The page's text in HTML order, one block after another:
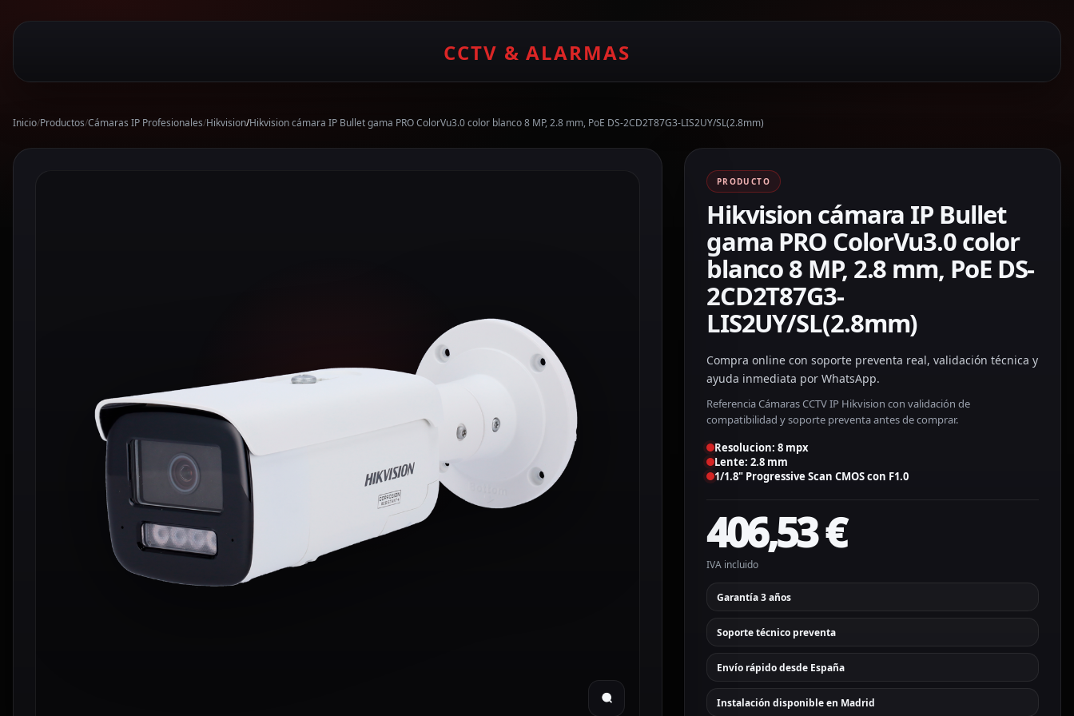
CCTV & ALARMAS
Inicio/Productos/Cámaras IP Profesionales/Hikvision/Hikvision cámara IP Bullet gama PRO ColorVu3.0 color blanco 8 MP, 2.8 mm, PoE DS-2CD2T87G3-LIS2UY/SL(2.8mm)
PRODUCTO
Hikvision cámara IP Bullet
gama PRO ColorVu3.0 color
blanco 8 MP, 2.8 mm, PoE DS-
2CD2T87G3-
LIS2UY/SL(2.8mm)
Compra online con soporte preventa real, validación técnica y
ayuda inmediata por WhatsApp.
Referencia Cámaras CCTV IP Hikvision con validación de
compatibilidad y soporte preventa antes de comprar.
Resolucion: 8 mpx
Lente: 2.8 mm
1/1.8" Progressive Scan CMOS con F1.0
406,53€
IVA incluido
Garantía 3 años
Soporte técnico preventa
Envío rápido desde España
Instalación disponible en Madrid